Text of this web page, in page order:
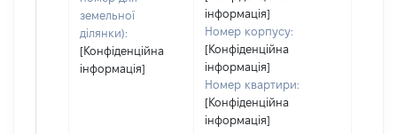
земельної
ділянки):
[Конфіденційна
інформація]
інформація]
Номер корпусу:
[Конфіденційна
інформація]
Номер квартири:
[Конфіденційна
інформація]